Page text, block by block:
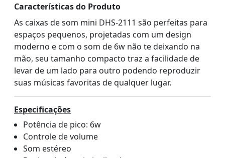
Características do Produto
As caixas de som mini DHS-2111 são perfeitas para
espaços pequenos, projetadas com um design
moderno e com o som de 6w não te deixando na
mão, seu tamanho compacto traz a facilidade de
levar de um lado para outro podendo reproduzir
suas músicas favoritas de qualquer lugar.
Especificações
Potência de pico: 6w
Controle de volume
Som estéreo